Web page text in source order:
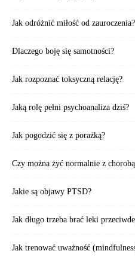
Jak odróżnić miłość od zauroczenia?
Dlaczego boję się samotności?
Jak rozpoznać toksyczną relację?
Jaką rolę pełni psychoanaliza dziś?
Jak pogodzić się z porażką?
Czy można żyć normalnie z
Jakie są objawy PTSD?
Jak długo trzeba brać leki
Jak trenować uważność